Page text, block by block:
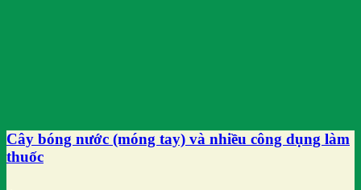
Cây bóng nước (móng tay) và nhiều công dụng làm
thuốc